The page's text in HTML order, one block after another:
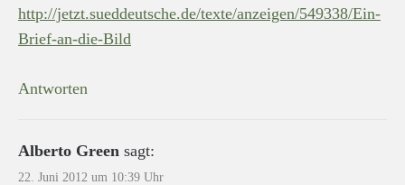
http://jetzt.sueddeutsche.de/texte/anzeigen/549338/Ein-
Brief-an-die-Bild
Antworten
Alberto Green sagt:
22. Juni 2012 um 10:39 Uhr